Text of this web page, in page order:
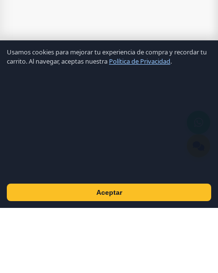
Usamos cookies para mejorar tu experiencia de compra y recordar tu
carrito. Al navegar, aceptas nuestra Política de Privacidad.
Aceptar